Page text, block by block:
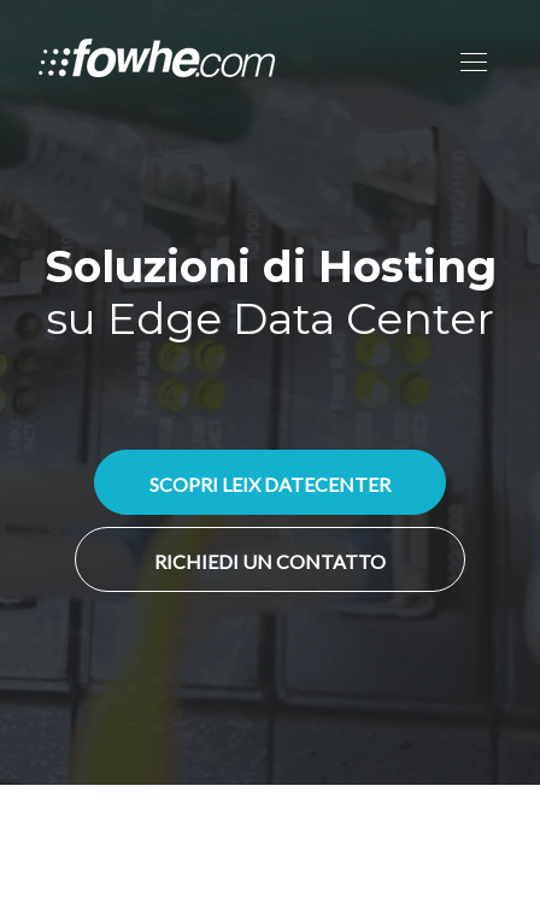
Soluzioni di Hosting
su Edge Data Center
SCOPRI LEIX DATECENTER
RICHIEDI UN CONTATTO